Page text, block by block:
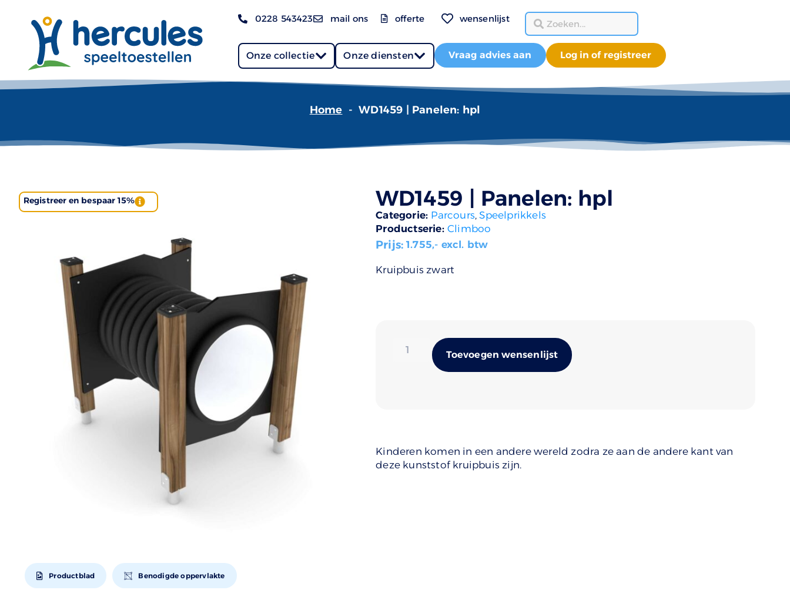
0228 543423 mail ons offerte wensenlijst
Onze collectie Onze diensten Vraag advies aan Log in of registreer
Home - WD1459 | Panelen: hpl
Registreer en bespaar 15%
Productblad Benodigde oppervlakte
WD1459 | Panelen: hpl
Categorie: Parcours, Speelprikkels
Productserie:Climboo
Prijs:1.755,- excl. btw
Kruipbuis zwart
Toevoegen wensenlijst
Kinderen komen in een andere wereld zodra ze aan de andere kant van
deze kunststof kruipbuis zijn.